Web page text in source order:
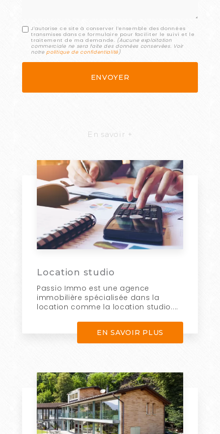
J'autorise ce site à conserver l'ensemble des données
transmises dans ce formulaire pour faciliter le suivi et le
traitement de ma demande. (Aucune exploitation
commerciale ne sera faite des données conservées. Voir
notrepolitique de confidentialité)
En savoir +
Location studio
Passio Immo est une agence
immobilière spécialisée dans la
location comme la location studio....
EN SAVOIR PLUS